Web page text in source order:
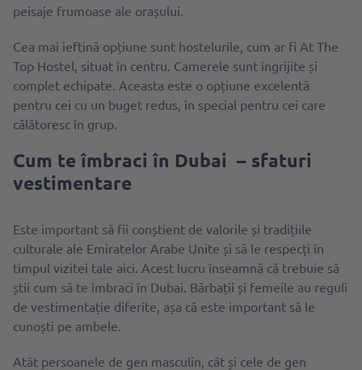
peisaje frumoase ale orașului.
Cea mai ieftină opțiune sunt hostelurile, cum ar fi At The
Top Hostel, situat în centru. Camerele sunt îngrijite și
complet echipate. Aceasta este o opțiune excelentă
pentru cei cu un buget redus, în special pentru cei care
călătoresc în grup.
Cum te îmbraci în Dubai – sfaturi
vestimentare
Este important să fii conștient de valorile și tradițiile
culturale ale Emiratelor Arabe Unite și să le respecți în
timpul vizitei tale aici. Acest lucru înseamnă că trebuie să
știi cum să te îmbraci în Dubai. Bărbații și femeile au reguli
de vestimentație diferite, așa că este important să le
cunoști pe ambele.
Atât persoanele de gen masculin, cât și cele de gen